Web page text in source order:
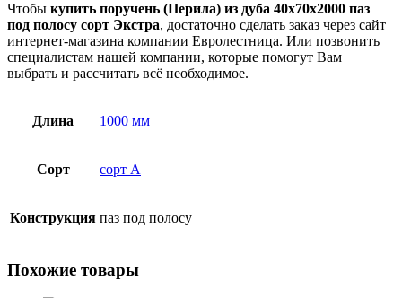
Чтобы купить поручень (Перила) из дуба 40x70x2000 паз
под полосу сорт Экстра, достаточно сделать заказ через сайт
интернет-магазина компании Евролестница. Или позвонить
специалистам нашей компании, которые помогут Вам
выбрать и рассчитать всё необходимое.
Длина 1000 мм
Сорт сорт А
Конструкция паз под полосу
Похожие товары